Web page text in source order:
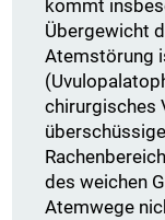
kommt
Übergewicht
Atemstörung
chirurgisches
des weichen
Atemwege